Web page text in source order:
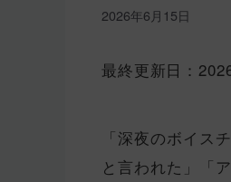
2026年6月15日
最終更新日：
「深夜のボイス
と言われた」「